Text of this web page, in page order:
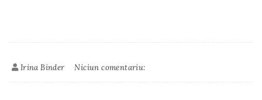
Irina Binder Niciun comentariu: